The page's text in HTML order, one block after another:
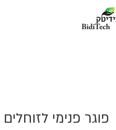
פוגר פנימי לזוחלים